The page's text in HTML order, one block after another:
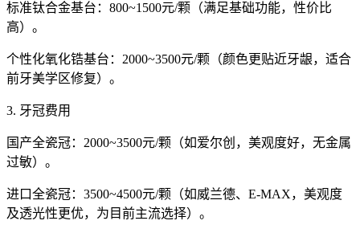
标准钛合金基台：800~1500元/颗（满足基础功能，性价比
高）。
个性化氧化锆基台：2000~3500元/颗（颜色更贴近牙龈，适合
前牙美学区修复）。
3. 牙冠费用
国产全瓷冠：2000~3500元/颗（如爱尔创，美观度好，无金属
过敏）。
进口全瓷冠：3500~4500元/颗（如威兰德、E-MAX，美观度
及透光性更优，为目前主流选择）。